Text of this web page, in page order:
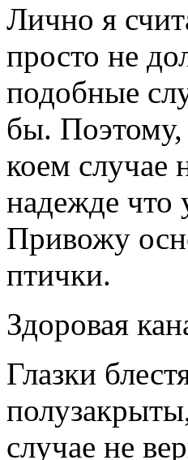
Лично я
просто не
подобные
бы. Поэтому,
коем случае
надежде что
Привожу
птички.
Здоровая
Глазки
случае не